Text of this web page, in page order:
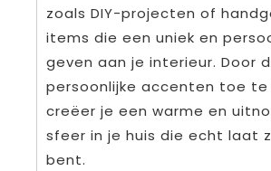
zoals DIY-projecten of
items die een uniek en
geven aan je interieur. Door
persoonlijke accenten toe te
creëer je een warme en
sfeer in je huis die echt laat
bent.